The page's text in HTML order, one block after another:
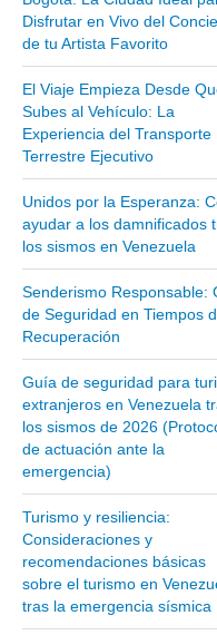
Parque Nacional Laguna
Parque Nacional Los
Parque Nacional Mochima
Parque Nacional Morrocoy
Parque Nacional
Parque Nacional Sierra
Parque Nacional Cinaruco-
Parque Nacional Parima-
Parque Nacional Jaua-
Ecoturismo en Venezuela
Montañas y Llanos
Zona Costera Venezolana
Amazonas
Barlovento
Delta Amacuro
Estado Sucre
La Colonia Tovar
La Gran Sabana
Disfrutar en Vivo del
de tu Artista Favorito
El Viaje Empieza Desde
Subes al Vehículo: La
Experiencia del Transporte
Terrestre Ejecutivo
Unidos por la Esperanza:
ayudar a los damnificados
los sismos en Venezuela
Senderismo Responsable:
de Seguridad en Tiempos
Recuperación
Guía de seguridad para
extranjeros en Venezuela
los sismos de 2026
de actuación ante la
emergencia)
Turismo y resiliencia:
Consideraciones y
recomendaciones básicas
sobre el turismo en
tras la emergencia sísmica